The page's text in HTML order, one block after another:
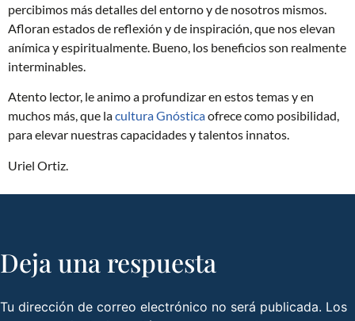
percibimos más detalles del entorno y de nosotros mismos.
Afloran estados de reflexión y de inspiración, que nos elevan
anímica y espiritualmente. Bueno, los beneficios son realmente
interminables.
Atento lector, le animo a profundizar en estos temas y en
muchos más, que lacultura Gnósticaofrece como posibilidad,
para elevar nuestras capacidades y talentos innatos.
Uriel Ortiz.
Deja una respuesta
Tu dirección de correo electrónico no será publicada. Los